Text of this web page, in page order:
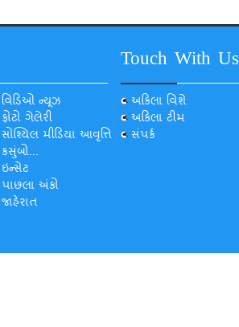
વિડિઓ ન્યૂઝ
ફોટો ગેલેરી
સોશ્યિલ મીડિયા આવૃત્તિ
કસુંબો...
ઇન્સેટ
પાછલા અંકો
જાહેરાત
Touch With Us
અકિલા વિશે
અકિલા ટીમ
સંપર્ક